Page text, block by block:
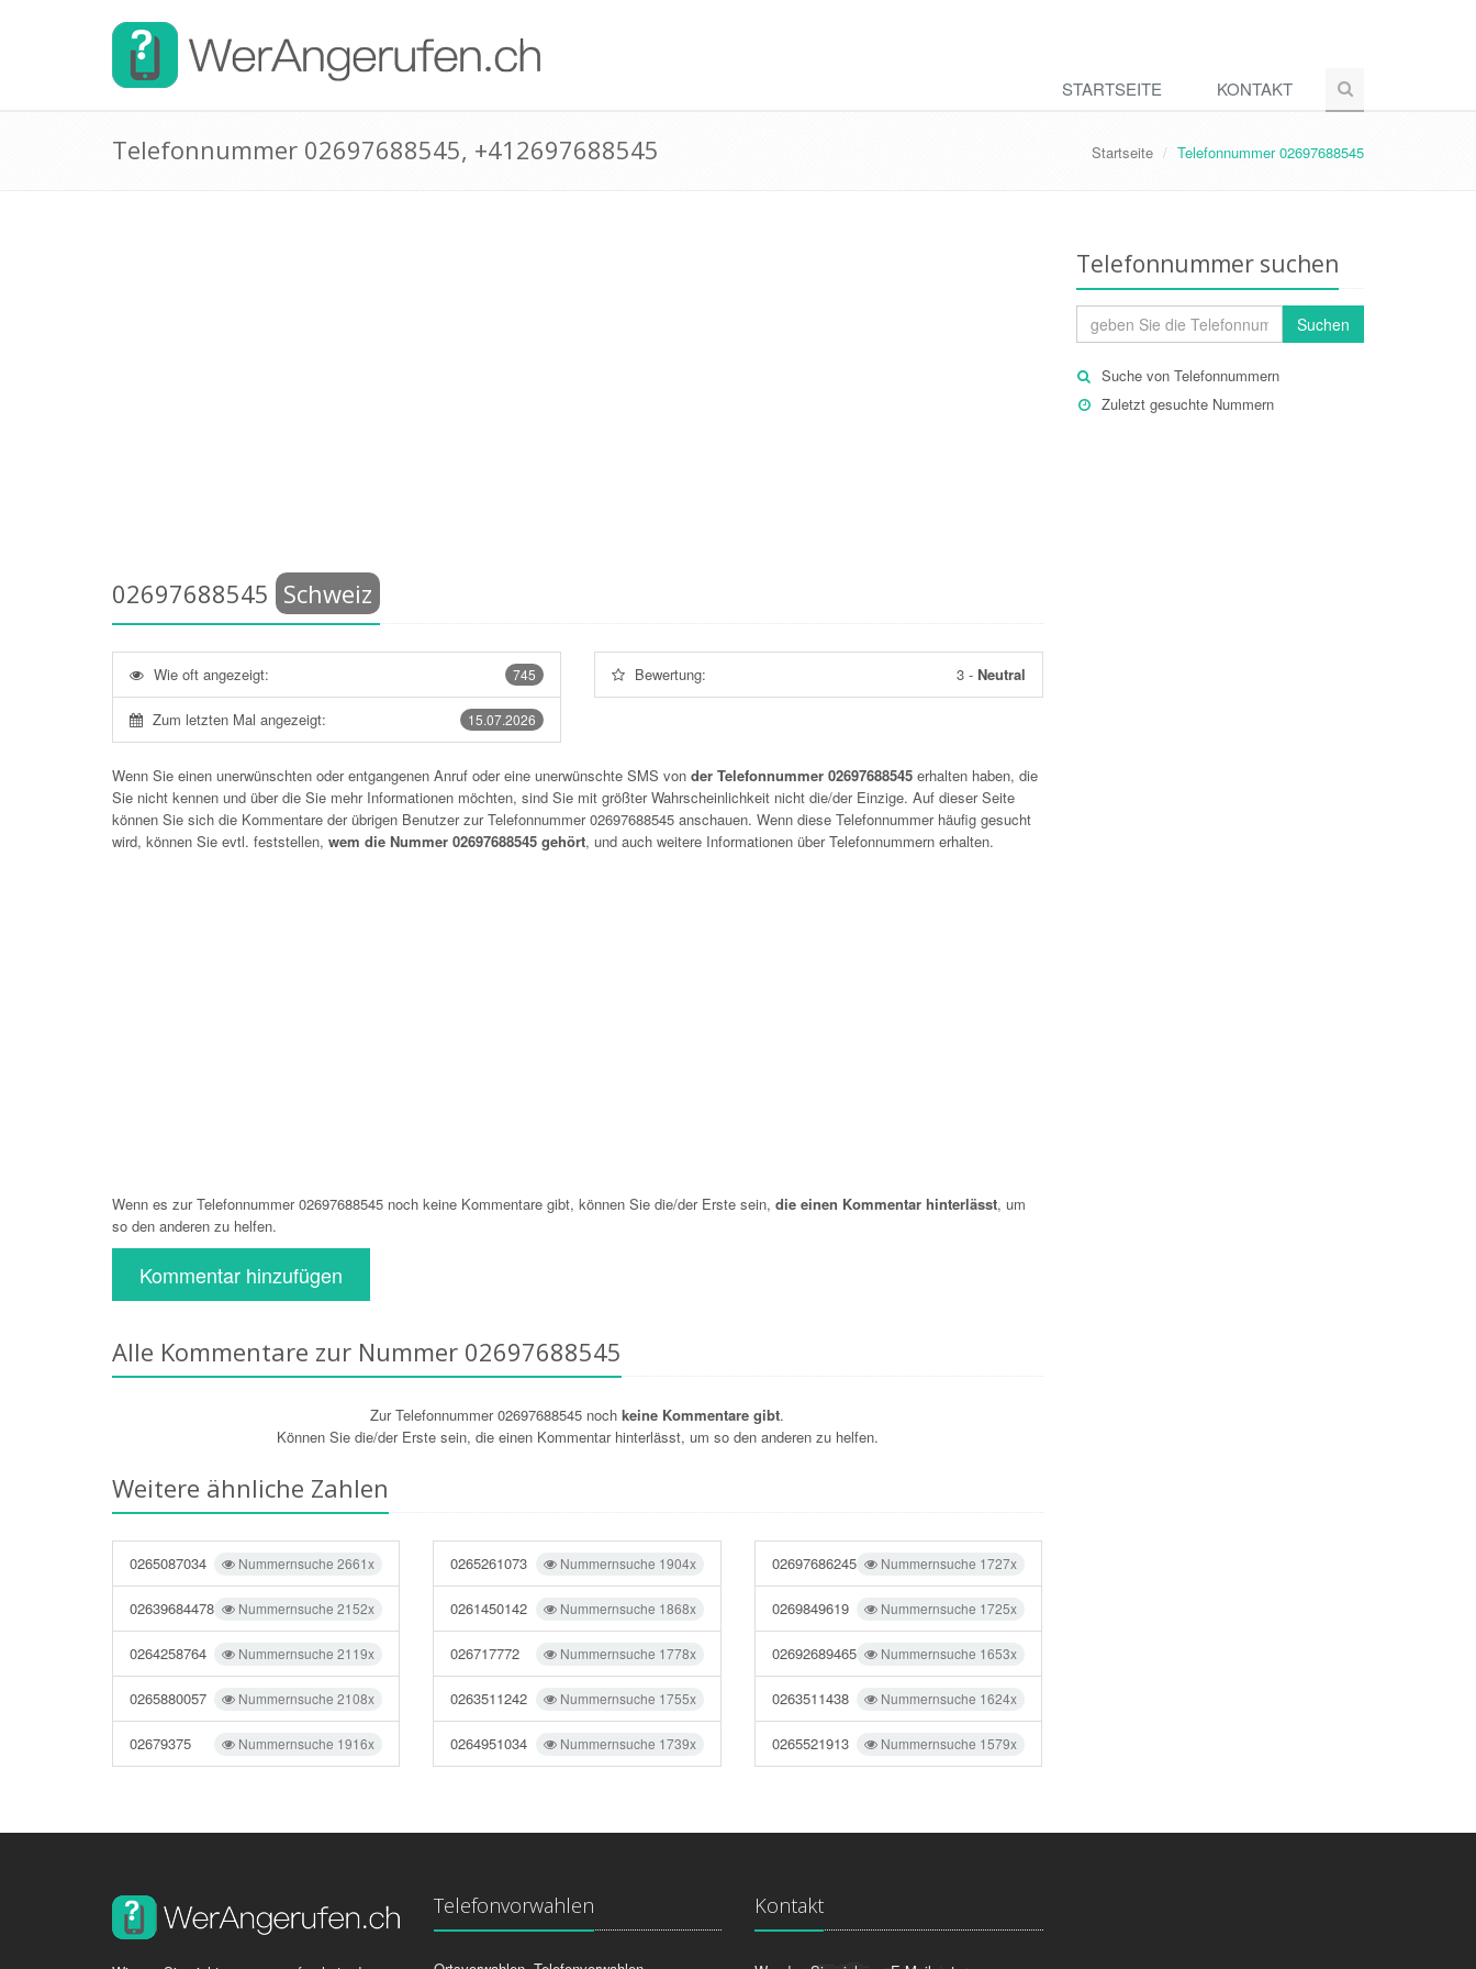
STARTSEITE KONTAKT
Telefonnummer 02697688545, +412697688545 Startseite Telefonnummer 02697688545
02697688545 Schweiz
745
Wie oft angezeigt:
15.07.2026
Zum letzten Mal angezeigt:
Bewertung: 3- Neutral
Wenn Sie einen unerwünschten oder entgangenen Anruf oder eine unerwünschte SMS von der Telefonnummer 02697688545 erhalten haben, die
Sie nicht kennen und über die Sie mehr Informationen möchten, sind Sie mit größter Wahrscheinlichkeit nicht die/der Einzige. Auf dieser Seite
können Sie sich die Kommentare der übrigen Benutzer zur Telefonnummer02697688545 anschauen. Wenn diese Telefonnummer häufig gesucht
wird, können Sie evtl. feststellen, wem die Nummer 02697688545 gehört, und auch weitere Informationen über Telefonnummern erhalten.
Wenn es zur Telefonnummer 02697688545 noch keine Kommentare gibt, können Sie die/der Erste sein, die einen Kommentar hinterlässt, um
so den anderen zu helfen.
Kommentar hinzufügen
Alle Kommentare zur Nummer 02697688545
Zur Telefonnummer 02697688545 nochkeine Kommentare gibt.
Können Sie die/der Erste sein, die einen Kommentar hinterlässt, um so den anderen zu helfen.
Weitere ähnliche Zahlen
Nummernsuche 2661x
0265087034
Nummernsuche 2152x
02639684478
Nummernsuche 2119x
0264258764
Nummernsuche 2108x
0265880057
Nummernsuche 1916x
02679375
Nummernsuche 1904x
0265261073
Nummernsuche 1868x
0261450142
Nummernsuche 1778x
026717772
Nummernsuche 1755x
0263511242
Nummernsuche 1739x
0264951034
Nummernsuche 1727x
02697686245
Nummernsuche 1725x
0269849619
Nummernsuche 1653x
02692689465
Nummernsuche 1624x
0263511438
Nummernsuche 1579x
0265521913
Telefonnummer suchen
Suchen
Suche von Telefonnummern
Zuletzt gesuchte Nummern
Telefonvorwahlen Kontakt